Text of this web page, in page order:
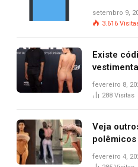
provocar
setembro 9,
3.616
Existe
após
premiação
fevereiro 8,
288 Visitas
Veja
Censori,
Kanye
fevereiro 4,